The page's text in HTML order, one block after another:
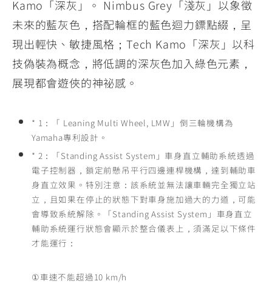
Kamo「深灰」。 Nimbus Grey「淺灰」以象徵
未來的藍灰色，搭配輪框的藍色迴力鏢點綴，呈
現出輕快、敏捷風格；Tech Kamo「深灰」以科
技偽裝為概念，將低調的深灰色加入綠色元素，
展現都會遊俠的神祕感。
* 1：「 Leaning Multi Wheel, LMW」倒三輪機構為
Yamaha專利設計。
* 2：「Standing Assist System」車身直立輔助系統透過
電子控制器，鎖定前懸吊平行四邊連桿機構，達到輔助車
身直立效果。特別注意：該系統並無法讓車輛完全獨立站
立，且如果在停止的狀態下對車身施加過大的力道，可能
會導致系統解除。「Standing Assist System」車身直立
輔助系統運行狀態會顯示於整合儀表上，須滿足以下條件
才能運行：
①車速不能超過10 km/h